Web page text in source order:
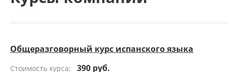
Общеразговорный курс испанского языка
Стоимость курса: 390 руб.